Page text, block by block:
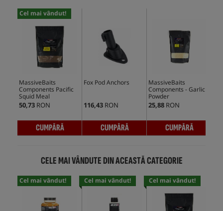
Cel mai vândut!
MassiveBaits
Components Pacific
Squid Meal
50,73 RON
CUMPĂRĂ
Fox Pod Anchors
116,43 RON
CUMPĂRĂ
MassiveBaits
Components - Garlic
Powder
25,88 RON
CUMPĂRĂ
CELE MAI VÂNDUTE DIN ACEASTĂ CATEGORIE
Cel mai vândut! Cel mai vândut! Cel mai vândut!